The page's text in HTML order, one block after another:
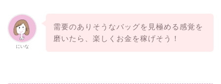
にいな
需要のありそうなバッグを見極める感覚を
磨いたら、楽しくお金を稼げそう！